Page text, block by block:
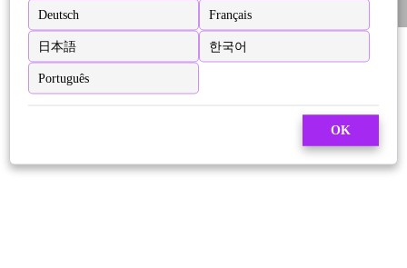
Deutsch Français
日本語 한국어
Português
OK